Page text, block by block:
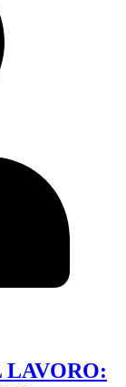
LAVORO: